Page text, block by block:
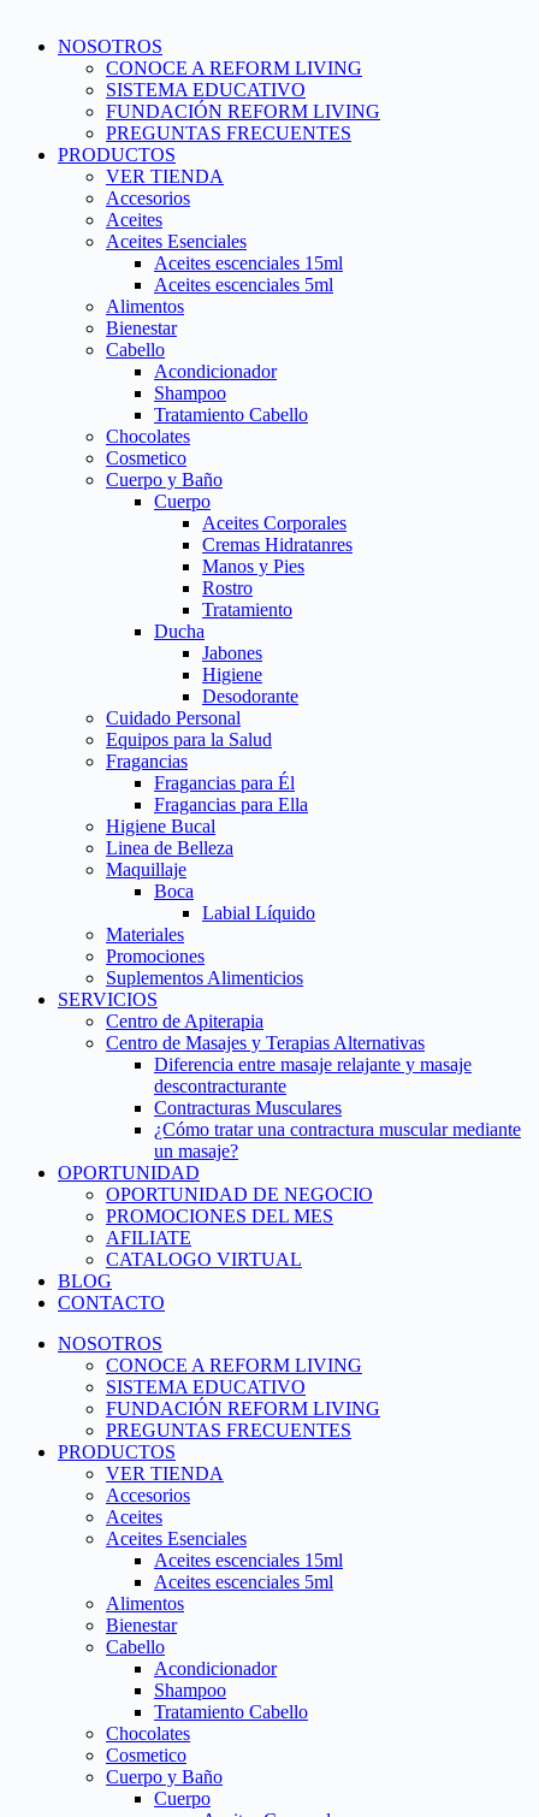
NOSOTROS
CONOCE A REFORM LIVING
SISTEMA EDUCATIVO
FUNDACIÓN REFORM LIVING
PREGUNTAS FRECUENTES
PRODUCTOS
VER TIENDA
Accesorios
Aceites
Aceites Esenciales
Aceites escenciales 15ml
Aceites escenciales 5ml
Alimentos
Bienestar
Cabello
Acondicionador
Shampoo
Tratamiento Cabello
Chocolates
Cosmetico
Cuerpo y Baño
Cuerpo
Aceites Corporales
Cremas Hidratanres
Manos y Pies
Rostro
Tratamiento
Ducha
Jabones
Higiene
Desodorante
Cuidado Personal
Equipos para la Salud
Fragancias
Fragancias para Él
Fragancias para Ella
Higiene Bucal
Linea de Belleza
Maquillaje
Boca
Labial Líquido
Materiales
Promociones
Suplementos Alimenticios
SERVICIOS
Centro de Apiterapia
Centro de Masajes y Terapias Alternativas
Diferencia entre masaje relajante y masaje
descontracturante
Contracturas Musculares
¿Cómo tratar una contractura muscular mediante
un masaje?
OPORTUNIDAD
OPORTUNIDAD DE NEGOCIO
PROMOCIONES DEL MES
AFILIATE
CATALOGO VIRTUAL
BLOG
CONTACTO
NOSOTROS
CONOCE A REFORM LIVING
SISTEMA EDUCATIVO
FUNDACIÓN REFORM LIVING
PREGUNTAS FRECUENTES
PRODUCTOS
VER TIENDA
Accesorios
Aceites
Aceites Esenciales
Aceites escenciales 15ml
Aceites escenciales 5ml
Alimentos
Bienestar
Cabello
Acondicionador
Shampoo
Tratamiento Cabello
Chocolates
Cosmetico
Cuerpo y Baño
Cuerpo